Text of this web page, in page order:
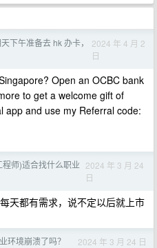
下午准备去 hk 办卡，
2024 年 4 月 2
日
Open an OCBC bank
to get a welcome gift of
app and use my Referral code:
程师)适合找什么职业 2024 年 3 月 24
日
天都有需求，说不定以后就上市
环境崩溃了吗？ 2024 年 3 月 24 日